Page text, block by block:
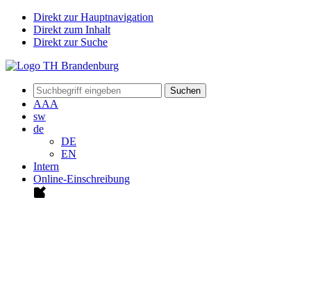
Direkt zur Hauptnavigation
Direkt zum Inhalt
Direkt zur Suche
Suchen
AAA
sw
de
DE
EN
Intern
Online-Einschreibung